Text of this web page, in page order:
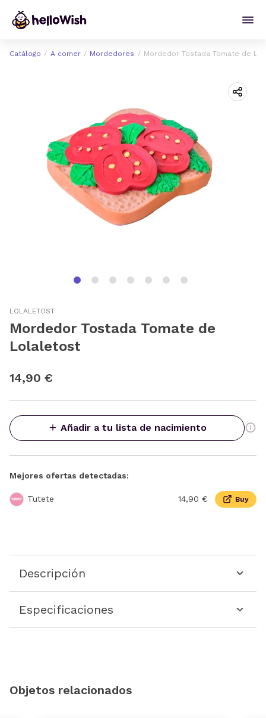
Catálogo A comer Mordedores Mordedor Tostada Tomate de
LOLALETOST
Mordedor Tostada Tomate de
Lolaletost
14,90 €
Añadir a tu lista de nacimiento
Mejores ofertas detectadas:
Tutete 14,90 € Buy
Descripción
Especificaciones
Objetos relacionados